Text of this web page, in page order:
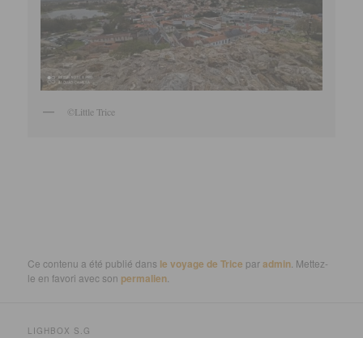
©Little Trice
Ce contenu a été publié dans le voyage de Trice paradmin . Mettez-
le en favori avec son permalien
LIGHBOX S.G